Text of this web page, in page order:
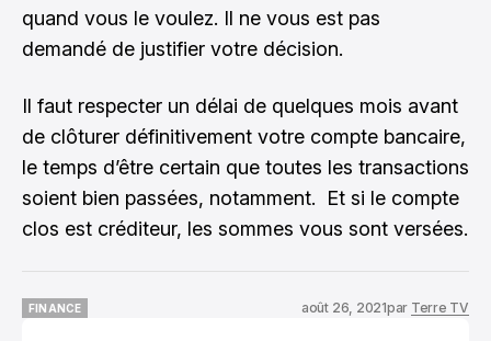
quand vous le voulez. Il ne vous est pas
demandé de justifier votre décision.
Il faut respecter un délai de quelques mois avant
de clôturer définitivement votre compte bancaire,
le temps d’être certain que toutes les transactions
soient bien passées, notamment. Et si le compte
clos est créditeur, les sommes vous sont versées.
FINANCE
août 26, 2021par Terre TV